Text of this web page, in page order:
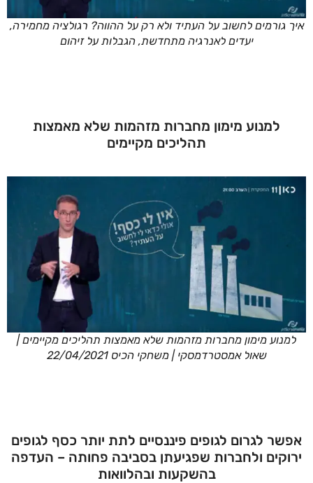
איך גורמים לחשוב על העתיד ולא רק על ההווה? רגולציה מחמירה,
יעדים לאנרגיה מתחדשת, הגבלות על זיהום
למנוע מימון מחברות מזהמות שלא מאמצות
תהליכים מקיימים
למנוע מימון מחברות מזהמות שלא מאמצות תהליכים מקיימים |
שאול אמסטרדמסקי | משחקי הכיס 22/04/2021
אפשר לגרום לגופים פיננסיים לתת יותר כסף לגופים
ירוקים ולחברות שפגיעתן בסביבה פחותה – העדפה
בהשקעות ובהלוואות